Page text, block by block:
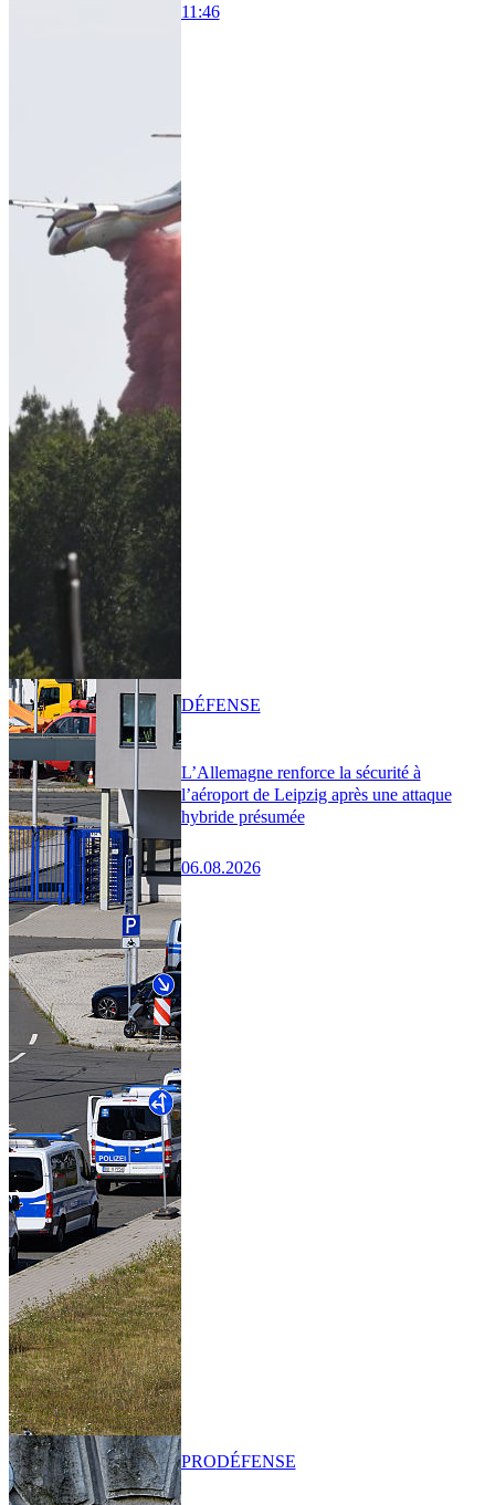
11:46
L’Allemagne renforce la sécurité à
l’aéroport de Leipzig après une attaque
hybride présumée
06.08.2026
DÉFENSE
PRODÉFENSE